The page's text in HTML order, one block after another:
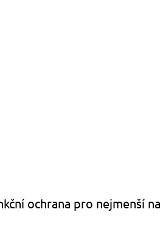
ochrana pro nejmenší na